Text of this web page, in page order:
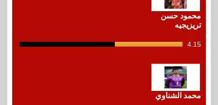
محمود حسن
تريزيجيه
4.15
12
محمد الشناوي